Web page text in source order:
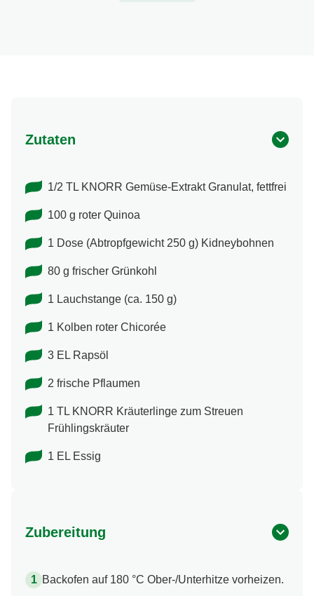
Zutaten
1/2 TL KNORR Gemüse-Extrakt Granulat, fettfrei
100 g roter Quinoa
1 Dose (Abtropfgewicht 250 g) Kidneybohnen
80 g frischer Grünkohl
1 Lauchstange (ca. 150 g)
1 Kolben roter Chicorée
3 EL Rapsöl
2 frische Pflaumen
1 TL KNORR Kräuterlinge zum Streuen
Frühlingskräuter
1 EL Essig
Zubereitung
Backofen auf 180 °C Ober-/Unterhitze vorheizen.